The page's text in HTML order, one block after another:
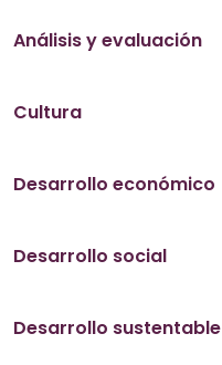
Análisis y evaluación
Cultura
Desarrollo económico
Desarrollo social
Desarrollo sustentable